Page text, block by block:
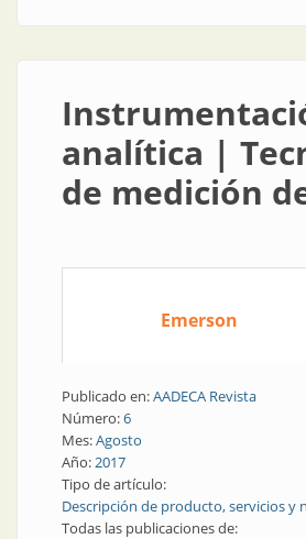
analítica |
de medición
Emerson
Publicado en:AADECA Revista
Número:6
Mes:Agosto
Año:2017
Tipo de artículo:
Descripción de producto, servicios y
Todas las publicaciones de: